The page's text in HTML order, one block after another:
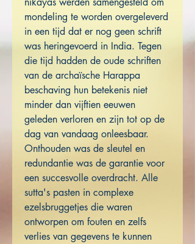
mondeling te worden overgeleverd
in een tijd dat er nog geen schrift
was heringevoerd in India. Tegen
die tijd hadden de oude schriften
van de archaïsche Harappa
beschaving hun betekenis niet
minder dan vijftien eeuwen
geleden verloren en zijn tot op de
dag van vandaag onleesbaar.
Onthouden was de sleutel en
redundantie was de garantie voor
een succesvolle overdracht. Alle
sutta's pasten in complexe
ezelsbruggetjes die waren
ontworpen om fouten en zelfs
verlies van gegevens te kunnen